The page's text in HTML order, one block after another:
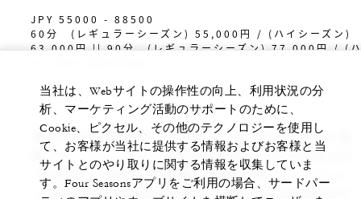
JPY 55000 - 88500
60分 (レギュラーシーズン) 55,000円 / (ハイシーズン)
63,000円 || 90分 (レギュラーシーズン) 77,000円 / (
表示の料金は消費税・15％のサービス料が含まれた総
額です。ハイシーズン料金は3月20日～6月20日および
10月1日～1月5日ご利用時に適用されます。トリート
メントの内容や料金は予告なく変更される場合があり
当社は、Webサイトの操作性の向上、利用状況の分
析、マーケティング活動のサポートのために、
Cookie、ピクセル、その他のテクノロジーを使用し
て、お客様が当社に提供する情報およびお客様と当
サイトとのやり取りに関する情報を収集していま
す。Four Seasonsアプリをご利用の場合、サードパー